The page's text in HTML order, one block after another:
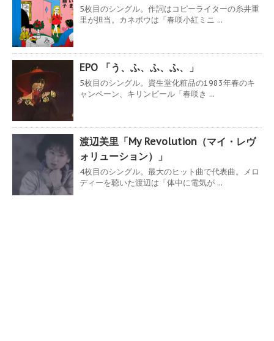
5枚目のシングル。作詞はコピーライターの糸井重
里が担当。カネボウは「春咲小紅ミニ ...
EPO 「う、ふ、ふ、ふ、」
5枚目のシングル。資生堂化粧品の1983年春のキ
ャンペーン、キリンビール「春咲き ...
渡辺美里「My Revolution（マイ・レヴ
ォリューション）」
4枚目のシングル。最大のヒット曲で代表曲。メロ
ディーを聴いた渡辺は「体中に電気が ...